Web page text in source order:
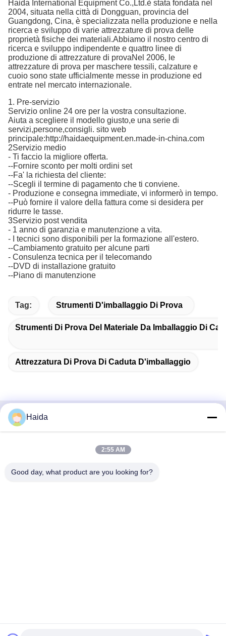
Haida International Equipment Co.,Ltd.è stata fondata nel
2004, situata nella città di Dongguan, provincia del
Guangdong, Cina, è specializzata nella produzione e nella
ricerca e sviluppo di varie attrezzature di prova delle
proprietà fisiche dei materiali.Abbiamo il nostro centro di
ricerca e sviluppo indipendente e quattro linee di
produzione di attrezzature di provaNel 2006, le
attrezzature di prova per maschere tessili, calzature e
cuoio sono state ufficialmente messe in produzione ed
entrate nel mercato internazionale.
1. Pre-servizio
Servizio online 24 ore per la vostra consultazione.
Aiuta a scegliere il modello giusto,e una serie di
servizi,persone,consigli. sito web
principale:http://haidaequipment.en.made-in-china.com
2Servizio medio
- Ti faccio la migliore offerta.
--Fornire sconto per molti ordini set
--Fa' la richiesta del cliente:
--Scegli il termine di pagamento che ti conviene.
- Produzione e consegna immediate, vi informerò in tempo.
--Può fornire il valore della fattura come si desidera per
ridurre le tasse.
3Servizio post vendita
- 1 anno di garanzia e manutenzione a vita.
- I tecnici sono disponibili per la formazione all'estero.
--Cambiamento gratuito per alcune parti
- Consulenza tecnica per il telecomando
--DVD di installazione gratuito
--Piano di manutenzione
Tag: Strumenti D'imballaggio Di Prova
Strumenti Di Prova Del Materiale Da Imballaggio Di
Attrezzatura Di Prova Di Caduta D'imballaggio
Contatto rapido
Digital, distretto di Nancheng, città di Dongguan, provincia
Haida
2:55 AM
Good day, what product are you looking for?